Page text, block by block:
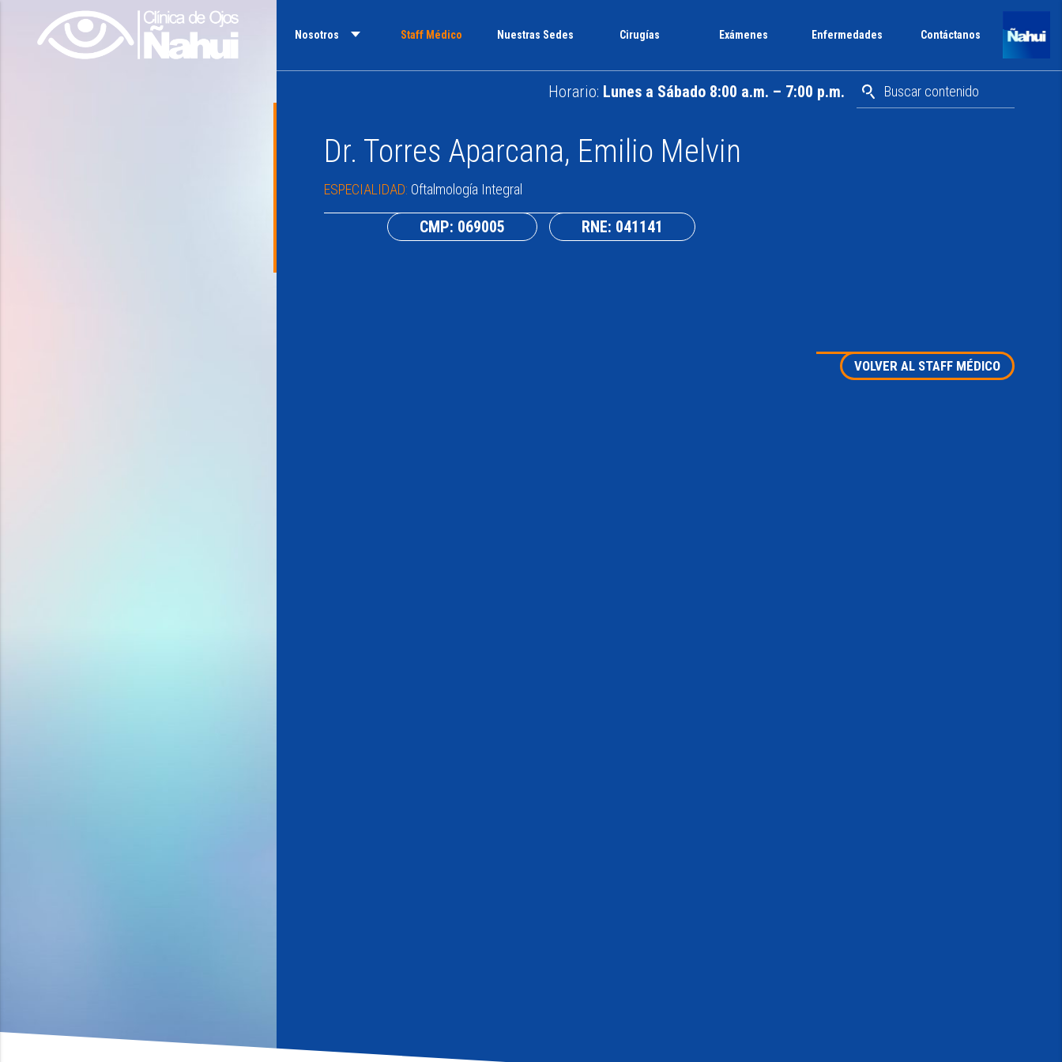
Nosotros Staff Médico Nuestras Sedes Cirugías Exámenes Enfermedades Contáctanos
Horario: Lunes a Sábado 8:00 a.m. – 7:00 p.m.
Dr. Torres Aparcana, Emilio Melvin
ESPECIALIDAD: Oftalmología Integral
CMP: 069005 RNE: 041141
VOLVER AL STAFF MÉDICO